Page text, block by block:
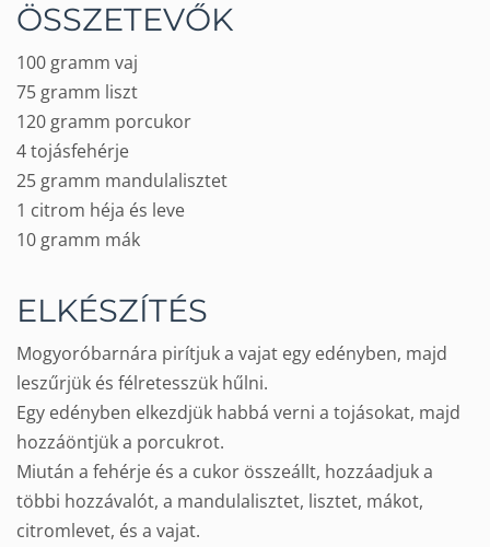
ÖSSZETEVŐK
100 gramm vaj
75 gramm liszt
120 gramm porcukor
4 tojásfehérje
25 gramm mandulalisztet
1 citrom héja és leve
10 gramm mák
ELKÉSZÍTÉS
Mogyoróbarnára pirítjuk a vajat egy edényben, majd
leszűrjük és félretesszük hűlni.
Egy edényben elkezdjük habbá verni a tojásokat, majd
hozzáöntjük a porcukrot.
Miután a fehérje és a cukor összeállt, hozzáadjuk a
többi hozzávalót, a mandulalisztet, lisztet, mákot,
citromlevet, és a vajat.